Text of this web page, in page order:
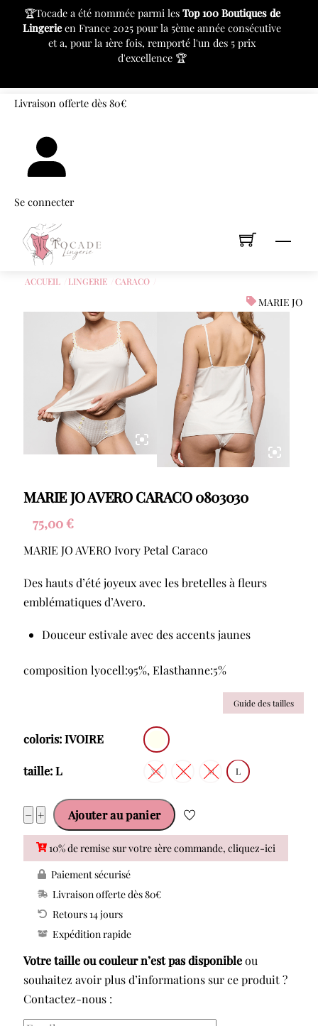
🏆Tocade a été nommée parmi les Top 100 Boutiques de
Lingerieen France 2025 pour la 5ème année consécutive
et a, pour la 1ère fois, remporté l'un des 5 prix
d'excellence 🏆
Skip
content
Livraison offerte dès 80€
Se connecter
ACCUEIL LINGERIE CARACO
MARIE JO
MARIE JO AVERO CARACO 0803030
75,00€
MARIE JO AVERO Ivory Petal Caraco
Des hauts d’été joyeux avec les bretelles à fleurs
emblématiques d’Avero.
Douceur estivale avec des accents jaunes
composition lyocell:95%, Elasthanne:5%
Guide des tailles
coloris: IVOIRE
taille: L XS S M L
− quantité
de
MARIE
JO
AVERO
CARACO
0803030
+ Ajouter au panier
10% de remise sur votre 1ère commande, cliquez-ici
Paiement sécurisé
Livraison offerte dès 80€
Retours 14 jours
Expédition rapide
Votre taille ou couleur n’est pas disponibleou
souhaitez avoir plus d’informations sur ce produit ?
Contactez-nous :